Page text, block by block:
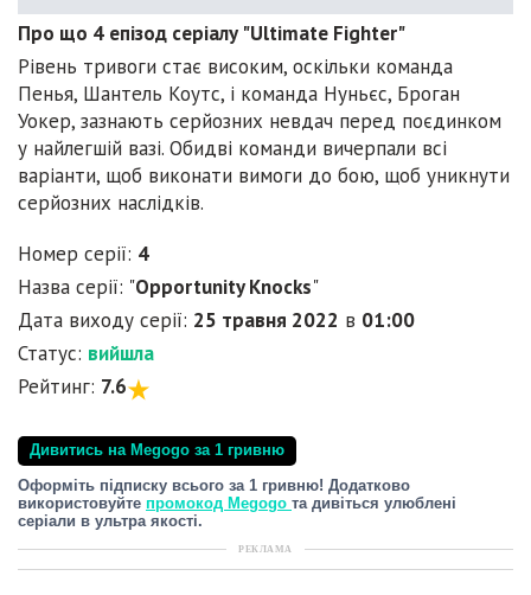
Про що 4 епізод серіалу "Ultimate Fighter"
Рівень тривоги стає високим, оскільки команда
Пенья, Шантель Коутс, і команда Нуньєс, Броган
Уокер, зазнають серйозних невдач перед поєдинком
у найлегшій вазі. Обидві команди вичерпали всі
варіанти, щоб виконати вимоги до бою, щоб уникнути
серйозних наслідків.
Номер серії: 4
Назва серії: "Opportunity Knocks"
Дата виходу серії: 25 травня 2022 в 01:00
Статус: вийшла
Рейтинг: 7.6
Дивитись на Megogo за 1 гривню
Оформіть підписку всього за 1 гривню! Додатково
використовуйте промокод Megogo та дивіться улюблені
серіали в ультра якості.
РЕКЛАМА